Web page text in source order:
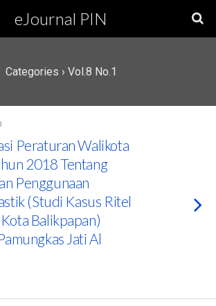
eJournal PIN
Categories › Vol.8 No.1
Peraturan Walikota
2018 Tentang
Penggunaan
(Studi Kasus Ritel
Balikpapan)
Jati Al